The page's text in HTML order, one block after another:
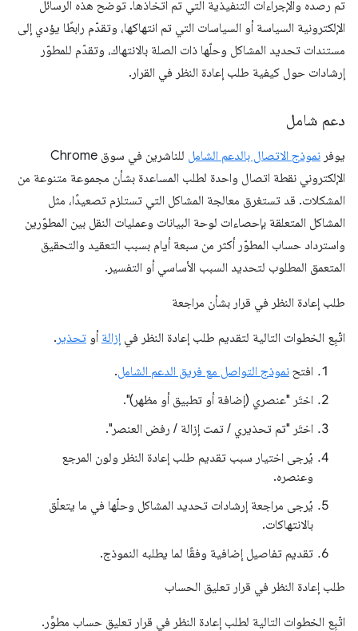
تم رصده والإجراءات التنفيذية التي تم اتخاذها. توضح هذه الرسائل
الإلكترونية السياسة أو السياسات التي تم انتهاكها، وتقدّم رابطًا يؤدي إلى
مستندات تحديد المشاكل وحلّها ذات الصلة بالانتهاك، وتقدّم للمطوّر
إرشادات حول كيفية طلب إعادة النظر في القرار.
دعم شامل
يوفر نموذج الاتصال بالدعم الشامل
للناشرين في سوق Chrome
الإلكتروني نقطة اتصال واحدة لطلب المساعدة بشأن مجموعة متنوعة من
المشكلات. قد تستغرق معالجة المشاكل التي تستلزم تصعيدًا، مثل
المشاكل المتعلقة بإحصاءات لوحة البيانات وعمليات النقل بين المطوّرين
واسترداد حساب المطوّر أكثر من سبعة أيام بسبب التعقيد والتحقيق
المتعمق المطلوب لتحديد السبب الأساسي أو التفسير.
طلب إعادة النظر في قرار بشأن مراجعة
اتّبِع الخطوات التالية لتقديم طلب إعادة النظر في إزالة أو تحذير .
افتح نموذج التواصل مع فريق الدعم الشامل.
اختَر "عنصري (إضافة أو تطبيق أو مظهر)".
اختَر "تم تحذيري / تمت إزالة / رفض العنصر".
يُرجى اختيار سبب تقديم طلب إعادة النظر ولون المرجع
وعنصره.
يُرجى مراجعة إرشادات تحديد المشاكل وحلّها في ما يتعلّق
بالانتهاكات.
تقديم تفاصيل إضافية وفقًا لما يطلبه النموذج.
طلب إعادة النظر في قرار تعليق الحساب
اتّبِع الخطوات التالية لطلب إعادة النظر في قرار تعليق حساب مطوِّر.